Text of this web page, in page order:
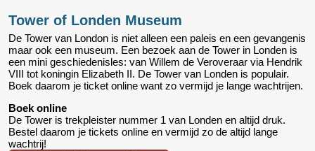
Tower of Londen Museum
De Tower van London is niet alleen een paleis en een gevangenis
maar ook een museum. Een bezoek aan de Tower in Londen is
een mini geschiedenisles: van Willem de Veroveraar via Hendrik
VIII tot koningin Elizabeth II. De Tower van Londen is populair.
Boek daarom je ticket online want zo vermijd je lange wachtrijen.
Boek online
De Tower is trekpleister nummer 1 van Londen en altijd druk.
Bestel daarom je tickets online en vermijd zo de altijd lange
wachtrij!